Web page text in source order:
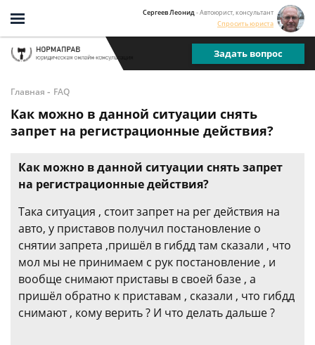
Сергеев Леонид - Автоюрист, консультант
Спросить юриста
Задать вопрос
Главная - FAQ
Как можно в данной ситуации снять
запрет на регистрационные действия?
Как можно в данной ситуации снять запрет
на регистрационные действия?
Така ситуация , стоит запрет на рег действия на
авто, у приставов получил постановление о
снятии запрета ,пришёл в гибдд там сказали , что
мол мы не принимаем с рук постановление , и
вообще снимают приставы в своей базе , а
пришёл обратно к приставам , сказали , что гибдд
снимают , кому верить ? И что делать дальше ?